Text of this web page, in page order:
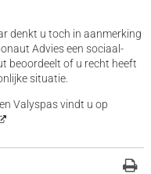
denkt u toch in aanmerking
Advies een sociaal-
beoordeelt of u recht heeft
situatie.
Valyspas vindt u op